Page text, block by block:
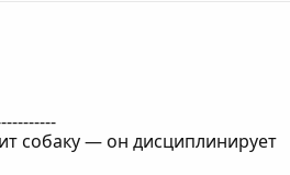
собаку — он дисциплинирует